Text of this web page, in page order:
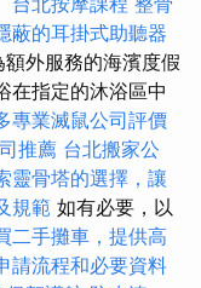
蔽的耳掛式助聽器
外服務的海濱度假
在指定的沐浴區中
專業滅鼠公司評價
推薦 台北搬家公
靈骨塔的選擇，讓
規範 如有必要，以
二手攤車，提供高
請流程和必要資料